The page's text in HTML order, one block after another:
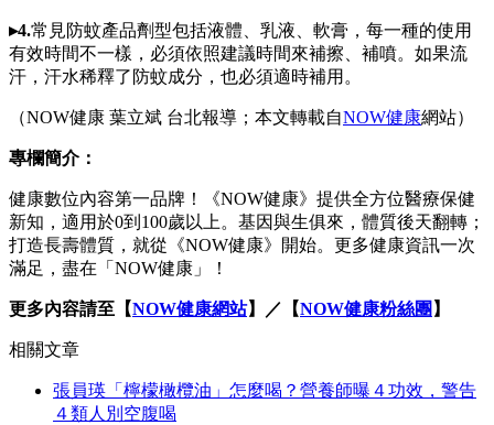
▸4.常見防蚊產品劑型包括液體、乳液、軟膏，每一種的使用
有效時間不一樣，必須依照建議時間來補擦、補噴。如果流
汗，汗水稀釋了防蚊成分，也必須適時補用。
（NOW健康 葉立斌 台北報導；本文轉載自NOW健康網站）
專欄簡介：
健康數位內容第一品牌！《NOW健康》提供全方位醫療保健
新知，適用於0到100歲以上。基因與生俱來，體質後天翻轉；
打造長壽體質，就從《NOW健康》開始。更多健康資訊一次
滿足，盡在「NOW健康」！
更多內容請至【NOW健康網站】／【NOW健康粉絲團 】
相關文章
張員瑛「檸檬橄欖油」怎麼喝？營養師曝４功效，警告
４類人別空腹喝